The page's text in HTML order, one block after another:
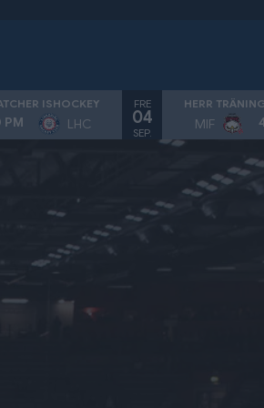
ISHOCKEY
LHC
FRE
04
SEP.
HERR
MIF